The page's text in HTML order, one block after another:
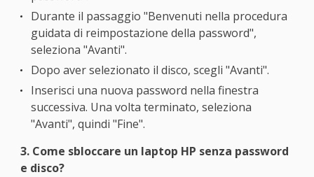
Durante il passaggio "Benvenuti nella procedura
guidata di reimpostazione della password",
seleziona "Avanti".
Dopo aver selezionato il disco, scegli "Avanti".
Inserisci una nuova password nella finestra
successiva. Una volta terminato, seleziona
"Avanti", quindi "Fine".
3. Come sbloccare un laptop HP senza password
e disco?